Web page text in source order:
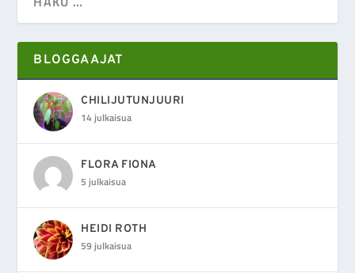
BLOGGAAJAT
CHILIJUTUNJUURI
14 julkaisua
FLORA FIONA
5 julkaisua
HEIDI ROTH
59 julkaisua